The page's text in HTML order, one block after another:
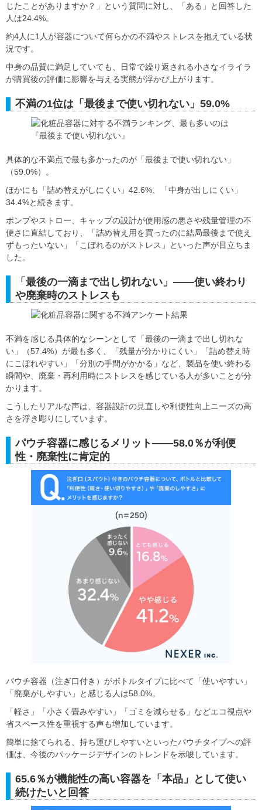
じたことがありますか？」という質問に対し、「ある」と回答した
人は24.4%。
約4人に1人が容器について何らかの不満やストレスを抱えている状
況です。
中身の品質に満足していても、日常で繰り返される小さなイライラ
が購買後の評価に影響を与える実態が浮かび上がります。
不満の1位は「最後まで使い切れない」59.0%
具体的な不満点で最も多かったのが「最後まで使い切れない」
（59.0%）。
ほかにも「詰め替えがしにくい」42.6%、「中身が出しにくい」
34.4%と続きます。
ポンプやストロー、キャップの設計が使用感の悪さや残量管理の不
便さに直結しており、「詰め替え用を買ったのに結局最後まで使え
ずもったいない」「こぼれるのがストレス」といった声が目立ちま
した。
「最後の一滴まで出し切れない」――使い終わり
や廃棄時のストレスも
不満を感じる具体的なシーンとして「最後の一滴まで出し切れな
い」（57.4%）が最も多く、「残量が分かりにくい」「詰め替え時
にこぼれやすい」「分別の手間がかかる」など、製品を使い終わる
瞬間や、廃棄・再利用時にストレスを感じている人が多いことが分
かります。
こうしたリアルな声は、容器設計の見直しや利便性向上ニーズの高
さを浮き彫りにしています。
パウチ容器に感じるメリット――58.0％が利便
性・廃棄性に肯定的
パウチ容器（注ぎ口付き）がボトルタイプに比べて「使いやすい」
「廃棄がしやすい」と感じる人は58.0%。
「軽さ」「小さく畳みやすい」「ゴミを減らせる」などエコ視点や
省スペース性を重視する声も増加しています。
簡単に捨てられる、持ち運びしやすいといったパウチタイプへの評
価は、今後のパッケージデザインのトレンドを示唆しています。
65.6％が機能性の高い容器を「本品」として使い
続けたいと回答